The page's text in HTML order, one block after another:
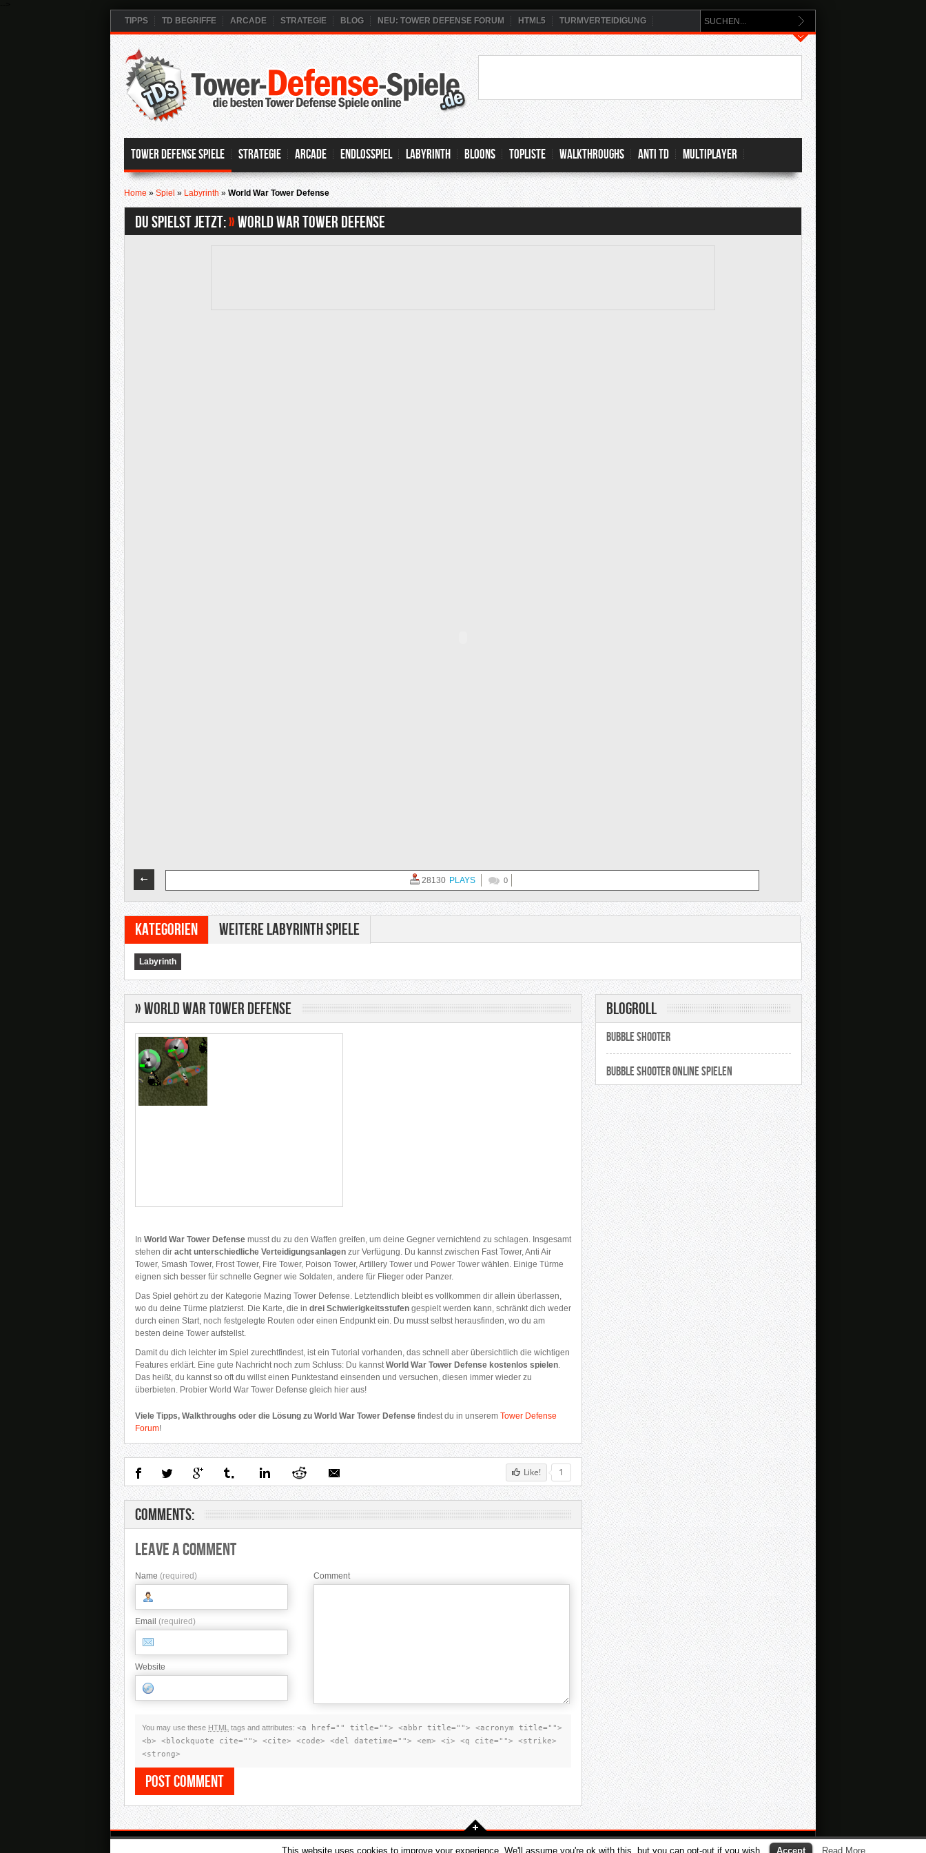
TIPPS
TD BEGRIFFE ARCADE STRATEGIE BLOG NEU: TOWER DEFENSE FORUM HTML5 TURMVERTEIDIGUNG
Tower Defense Spiele Strategie Arcade Endlosspiel Labyrinth Bloons Topliste Walkthroughs Anti TD Multiplayer
Home»Spiel»Labyrinth»World War Tower Defense
Du spielst jetzt:»World War Tower Defense
28130 PLAYS 0
Kategorien Weitere Labyrinth Spiele
Labyrinth
» World War Tower Defense
In World War Tower Defense musst du zu den Waffen greifen, um deine Gegner vernichtend zu schlagen. Insgesamt
stehen dir acht unterschiedliche Verteidigungsanlagen zur Verfügung. Du kannst zwischen Fast Tower, Anti Air
Tower, Smash Tower, Frost Tower, Fire Tower, Poison Tower, Artillery Tower und Power Tower wählen. Einige Türme
eignen sich besser für schnelle Gegner wie Soldaten, andere für Flieger oder Panzer.
Das Spiel gehört zu der Kategorie Mazing Tower Defense. Letztendlich bleibt es vollkommen dir allein überlassen,
wo du deine Türme platzierst. Die Karte, die in drei Schwierigkeitsstufen gespielt werden kann, schränkt dich weder
durch einen Start, noch festgelegte Routen oder einen Endpunkt ein. Du musst selbst herausfinden, wo du am
besten deine Tower aufstellst.
Damit du dich leichter im Spiel zurechtfindest, ist ein Tutorial vorhanden, das schnell aber übersichtlich die wichtigen
Features erklärt. Eine gute Nachricht noch zum Schluss: Du kannstWorld War Tower Defense kostenlos spielen.
Das heißt, du kannst so oft du willst einen Punktestand einsenden und versuchen, diesen immer wieder zu
überbieten. Probier World War Tower Defense gleich hier aus!
Viele Tipps, Walkthroughs oder die Lösung zu World War Tower Defense findest du in unserem Tower Defense
Forum!
Like! 1
Comments:
Leave A Comment
Name (required)
Email (required)
Website
Comment
You may use these HTML tags and attributes: <a href="" title=""> <abbr title=""> <acronym title="">
<b> <blockquote cite=""> <cite> <code> <del datetime=""> <em> <i> <q cite=""> <strike>
<strong>
Blogroll
Bubble Shooter
Bubble Shooter online spielen
This website uses cookies to improve your experience. We'll assume you're ok with this, but you can opt-out if you wish. Accept Read More